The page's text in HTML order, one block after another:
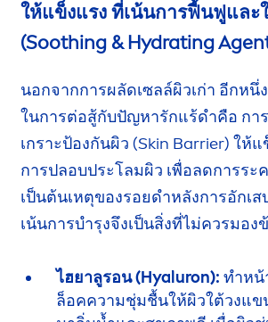
ให้แข็งแรง ที่เน้นการฟื้นฟูและ
(Soothing & Hydrating
นอกจากการผลัดเซลล์ผิวเก่า อีกห
ในการต่อสู้กับปัญหารักแร้ดำคือ กา
เกราะป้องกันผิว (Skin Barrier) ให้แ
การปลอบประโลมผิว เพื่อลดการระ
เป็นต้นเหตุของรอยดำหลังการอักเส
เน้นการบำรุงจึงเป็นสิ่งที่ไม่ควรมอง
ไฮยาลูรอน (Hyaluron): ทำหน้
ล็อคความชุ่มชื้นให้ผิวใต้วงแข